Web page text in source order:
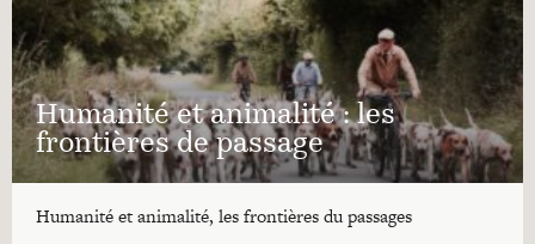
Humanité et animalité : les
frontières de passage
Humanité et animalité, les frontières du passages